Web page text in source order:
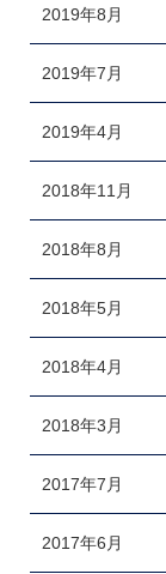
2019年8月
2019年7月
2019年4月
2018年11月
2018年8月
2018年5月
2018年4月
2018年3月
2017年7月
2017年6月